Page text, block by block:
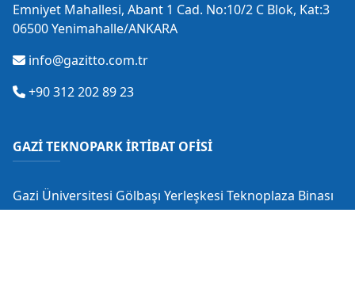
Emniyet Mahallesi, Abant 1 Cad. No:10/2 C Blok, Kat:3
06500 Yenimahalle/ANKARA
info@gazitto.com.tr
+90 312 202 89 23
GAZİ TEKNOPARK İRTİBAT OFİSİ
Gazi Üniversitesi Gölbaşı Yerleşkesi Teknoplaza Binası
Gölbaşı/ANKARA